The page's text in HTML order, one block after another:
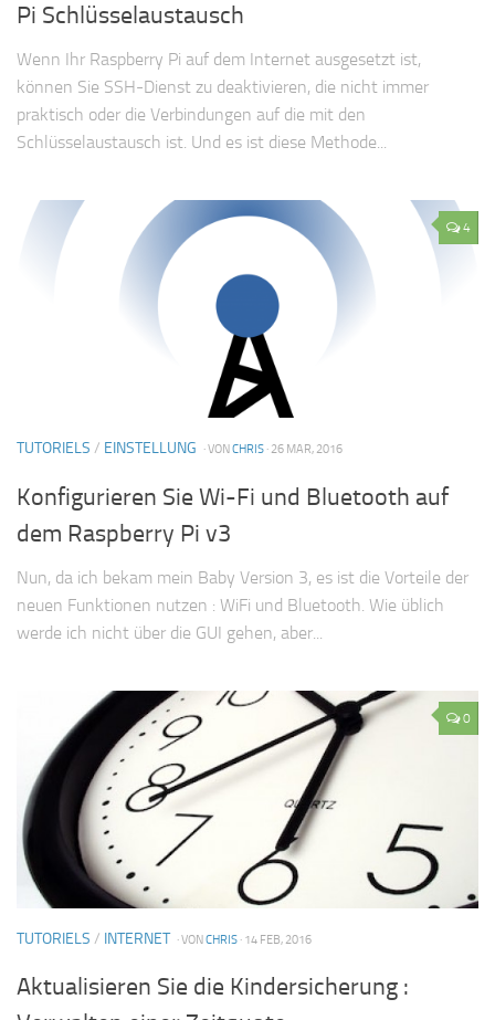
Pi Schlüsselaustausch
Wenn Ihr Raspberry Pi auf dem Internet ausgesetzt ist,
können Sie SSH-Dienst zu deaktivieren, die nicht immer
praktisch oder die Verbindungen auf die mit den
Schlüsselaustausch ist. Und es ist diese Methode...
4
TUTORIELS / EINSTELLUNG · VONCHRIS · 26 MAR, 2016
Konfigurieren Sie Wi-Fi und Bluetooth auf
dem Raspberry Pi v3
Nun, da ich bekam mein Baby Version 3, es ist die Vorteile der
neuen Funktionen nutzen : WiFi und Bluetooth. Wie üblich
werde ich nicht über die GUI gehen, aber...
0
TUTORIELS / INTERNET · VONCHRIS · 14 FEB, 2016
Aktualisieren Sie die Kindersicherung :